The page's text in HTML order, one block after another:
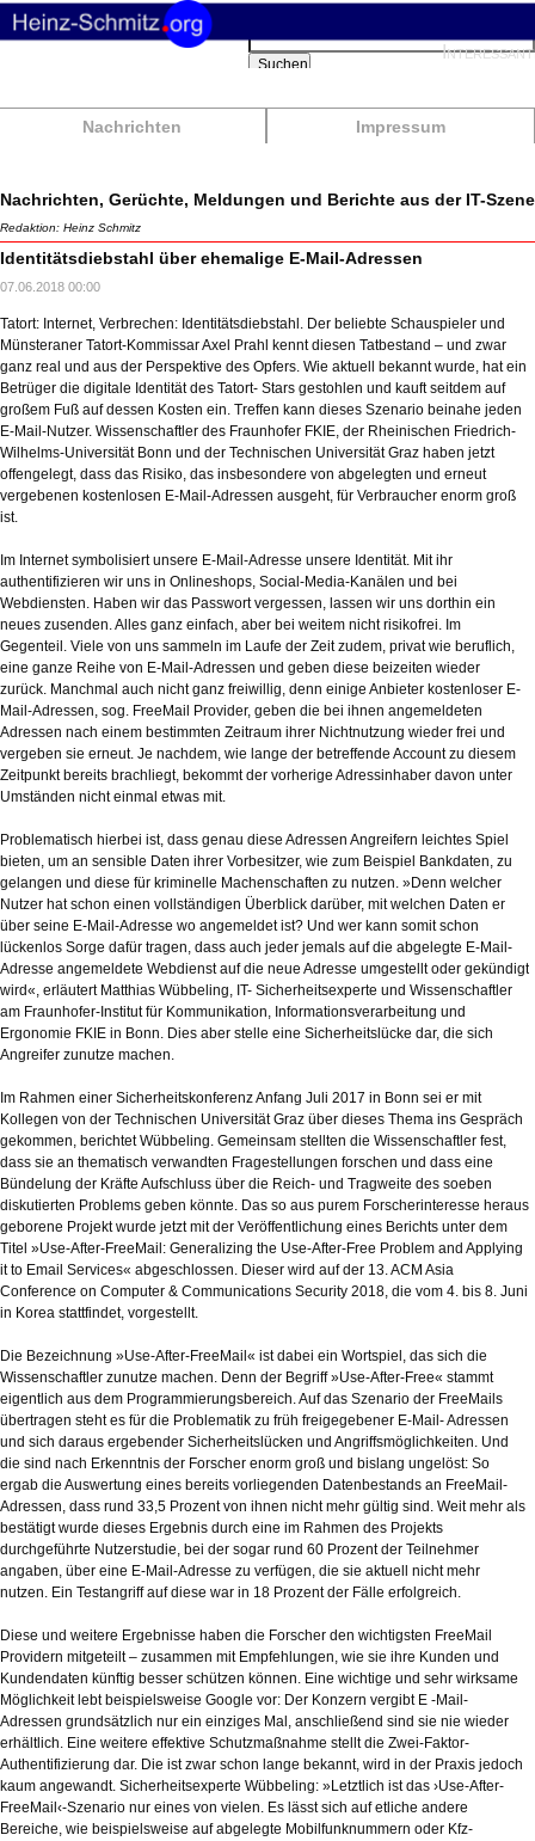
Nachrichten Impressum
Suchbegriffe
Suchen
Nachrichten, Gerüchte, Meldungen und Berichte aus der IT-Szene
Redaktion: Heinz Schmitz
Identitätsdiebstahl über ehemalige E-Mail-Adressen
07.06.2018 00:00
Tatort: Internet, Verbrechen: Identitätsdiebstahl. Der beliebte Schauspieler und
Münsteraner Tatort-Kommissar Axel Prahl kennt diesen Tatbestand – und zwar
ganz real und aus der Perspektive des Opfers. Wie aktuell bekannt wurde, hat ein
Betrüger die digitale Identität des Tatort- Stars gestohlen und kauft seitdem auf
großem Fuß auf dessen Kosten ein. Treffen kann dieses Szenario beinahe jeden
E-Mail-Nutzer. Wissenschaftler des Fraunhofer FKIE, der Rheinischen Friedrich-
Wilhelms-Universität Bonn und der Technischen Universität Graz haben jetzt
offengelegt, dass das Risiko, das insbesondere von abgelegten und erneut
vergebenen kostenlosen E-Mail-Adressen ausgeht, für Verbraucher enorm groß
ist.
Im Internet symbolisiert unsere E-Mail-Adresse unsere Identität. Mit ihr
authentifizieren wir uns in Onlineshops, Social-Media-Kanälen und bei
Webdiensten. Haben wir das Passwort vergessen, lassen wir uns dorthin ein
neues zusenden. Alles ganz einfach, aber bei weitem nicht risikofrei. Im
Gegenteil. Viele von uns sammeln im Laufe der Zeit zudem, privat wie beruflich,
eine ganze Reihe von E-Mail-Adressen und geben diese beizeiten wieder
zurück. Manchmal auch nicht ganz freiwillig, denn einige Anbieter kostenloser E-
Mail-Adressen, sog. FreeMail Provider, geben die bei ihnen angemeldeten
Adressen nach einem bestimmten Zeitraum ihrer Nichtnutzung wieder frei und
vergeben sie erneut. Je nachdem, wie lange der betreffende Account zu diesem
Zeitpunkt bereits brachliegt, bekommt der vorherige Adressinhaber davon unter
Umständen nicht einmal etwas mit.
Problematisch hierbei ist, dass genau diese Adressen Angreifern leichtes Spiel
bieten, um an sensible Daten ihrer Vorbesitzer, wie zum Beispiel Bankdaten, zu
gelangen und diese für kriminelle Machenschaften zu nutzen. »Denn welcher
Nutzer hat schon einen vollständigen Überblick darüber, mit welchen Daten er
über seine E-Mail-Adresse wo angemeldet ist? Und wer kann somit schon
lückenlos Sorge dafür tragen, dass auch jeder jemals auf die abgelegte E-Mail-
Adresse angemeldete Webdienst auf die neue Adresse umgestellt oder gekündigt
wird«, erläutert Matthias Wübbeling, IT- Sicherheitsexperte und Wissenschaftler
am Fraunhofer-Institut für Kommunikation, Informationsverarbeitung und
Ergonomie FKIE in Bonn. Dies aber stelle eine Sicherheitslücke dar, die sich
Angreifer zunutze machen.
Im Rahmen einer Sicherheitskonferenz Anfang Juli 2017 in Bonn sei er mit
Kollegen von der Technischen Universität Graz über dieses Thema ins Gespräch
gekommen, berichtet Wübbeling. Gemeinsam stellten die Wissenschaftler fest,
dass sie an thematisch verwandten Fragestellungen forschen und dass eine
Bündelung der Kräfte Aufschluss über die Reich- und Tragweite des soeben
diskutierten Problems geben könnte. Das so aus purem Forscherinteresse heraus
geborene Projekt wurde jetzt mit der Veröffentlichung eines Berichts unter dem
Titel »Use-After-FreeMail: Generalizing the Use-After-Free Problem and Applying
it to Email Services« abgeschlossen. Dieser wird auf der 13. ACM Asia
Conference on Computer & Communications Security 2018, die vom 4. bis 8. Juni
in Korea stattfindet, vorgestellt.
Die Bezeichnung »Use-After-FreeMail« ist dabei ein Wortspiel, das sich die
Wissenschaftler zunutze machen. Denn der Begriff »Use-After-Free« stammt
eigentlich aus dem Programmierungsbereich. Auf das Szenario der FreeMails
übertragen steht es für die Problematik zu früh freigegebener E-Mail- Adressen
und sich daraus ergebender Sicherheitslücken und Angriffsmöglichkeiten. Und
die sind nach Erkenntnis der Forscher enorm groß und bislang ungelöst: So
ergab die Auswertung eines bereits vorliegenden Datenbestands an FreeMail-
Adressen, dass rund 33,5 Prozent von ihnen nicht mehr gültig sind. Weit mehr als
bestätigt wurde dieses Ergebnis durch eine im Rahmen des Projekts
durchgeführte Nutzerstudie, bei der sogar rund 60 Prozent der Teilnehmer
angaben, über eine E-Mail-Adresse zu verfügen, die sie aktuell nicht mehr
nutzen. Ein Testangriff auf diese war in 18 Prozent der Fälle erfolgreich.
Diese und weitere Ergebnisse haben die Forscher den wichtigsten FreeMail
Providern mitgeteilt – zusammen mit Empfehlungen, wie sie ihre Kunden und
Kundendaten künftig besser schützen können. Eine wichtige und sehr wirksame
Möglichkeit lebt beispielsweise Google vor: Der Konzern vergibt E -Mail-
Adressen grundsätzlich nur ein einziges Mal, anschließend sind sie nie wieder
erhältlich. Eine weitere effektive Schutzmaßnahme stellt die Zwei-Faktor-
Authentifizierung dar. Die ist zwar schon lange bekannt, wird in der Praxis jedoch
kaum angewandt. Sicherheitsexperte Wübbeling: »Letztlich ist das ›Use-After-
FreeMail‹-Szenario nur eines von vielen. Es lässt sich auf etliche andere
Bereiche, wie beispielsweise auf abgelegte Mobilfunknummern oder Kfz-